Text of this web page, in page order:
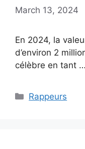
March 13, 2024
En 2024, la
d’environ 2
célèbre en tant …
Categories
Rappeurs